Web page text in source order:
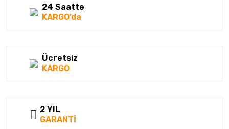
24 Saatte
KARGO’da
Ücretsiz
KARGO
2 YIL
GARANTİ